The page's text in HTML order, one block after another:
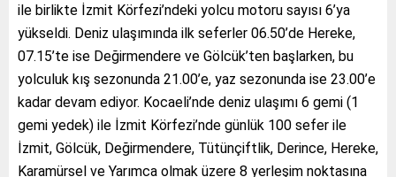
ile birlikte İzmit Körfezi’ndeki yolcu motoru sayısı 6’ya
yükseldi. Deniz ulaşımında ilk seferler 06.50’de Hereke,
07.15’te ise Değirmendere ve Gölcük’ten başlarken, bu
yolculuk kış sezonunda 21.00’e, yaz sezonunda ise 23.00’e
kadar devam ediyor. Kocaeli’nde deniz ulaşımı 6 gemi (1
gemi yedek) ile İzmit Körfezi’nde günlük 100 sefer ile
İzmit, Gölcük, Değirmendere, Tütünçiftlik, Derince, Hereke,
Karamürsel ve Yarımca olmak üzere 8 yerleşim noktasına